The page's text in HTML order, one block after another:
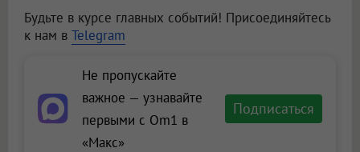
Будьте в курсе главных событий! Присоединяйтесь
к нам в Telegram
Не пропускайте
важное — узнавайте
первыми с Om1 в
«Макс»
Подписаться